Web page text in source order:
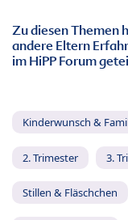
Zu diesen Themen
andere Eltern
im HiPP Forum
Kinderwunsch &
2. Trimester 3.
Stillen & Fläschchen